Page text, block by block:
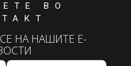
ВО
НА НАШИТЕ Е-